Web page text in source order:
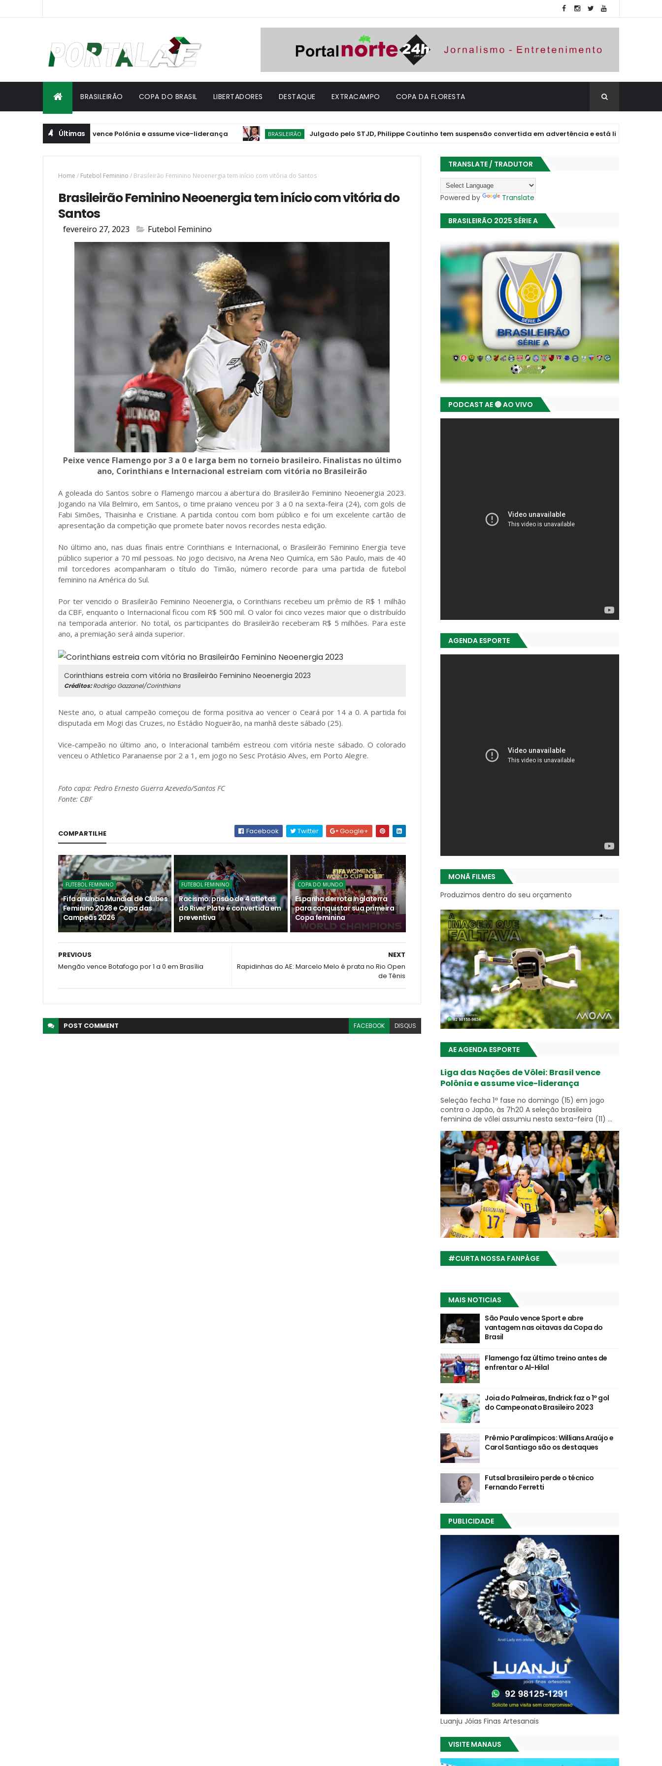
BRASILEIRÃO COPA DO BRASIL LIBERTADORES DESTAQUE EXTRACAMPO COPA DA FLORESTA
Últimas
de Vôlei: Brasil vence Polônia e assume vice-liderança BRASILEIRÃO Julgado pelo STJD, Philippe Coutinho tem suspensão convertida em advertência e está liberado para jogar
Home / Futebol Feminino / Brasileirão Feminino Neoenergia tem início com vitória do Santos
Brasileirão Feminino Neoenergia tem início com vitória do
Santos
fevereiro 27, 2023 Futebol Feminino
Peixe vence Flamengo por 3 a 0 e larga bem no torneio brasileiro. Finalistas no último
ano, Corinthians e Internacional estreiam com vitória no Brasileirão
A goleada do Santos sobre o Flamengo marcou a abertura do Brasileirão Feminino Neoenergia 2023.
Jogando na Vila Belmiro, em Santos, o time praiano venceu por 3 a 0 na sexta-feira (24), com gols de
Fabi Simões, Thaisinha e Cristiane. A partida contou com bom público e foi um excelente cartão de
apresentação da competição que promete bater novos recordes nesta edição.
No último ano, nas duas finais entre Corinthians e Internacional, o Brasileirão Feminino Energia teve
público superior a 70 mil pessoas. No jogo decisivo, na Arena Neo Quimíca, em São Paulo, mais de 40
mil torcedores acompanharam o título do Timão, número recorde para uma partida de futebol
feminino na América do Sul.
Por ter vencido o Brasileirão Feminino Neoenergia, o Corinthians recebeu um prêmio de R$ 1 milhão
da CBF, enquanto o Internacional ficou com R$ 500 mil. O valor foi cinco vezes maior que o distribuído
na temporada anterior. No total, os participantes do Brasileirão receberam R$ 5 milhões. Para este
ano, a premiação será ainda superior.
Corinthians estreia com vitória no Brasileirão Feminino Neoenergia 2023
Créditos:Rodrigo Gazzanel/Corinthians
Neste ano, o atual campeão começou de forma positiva ao vencer o Ceará por 14 a 0. A partida foi
disputada em Mogi das Cruzes, no Estádio Nogueirão, na manhã deste sábado (25).
Vice-campeão no último ano, o Interacional também estreou com vitória neste sábado. O colorado
venceu o Athletico Paranaense por 2 a 1, em jogo no Sesc Protásio Alves, em Porto Alegre.
Foto capa: Pedro Ernesto Guerra Azevedo/Santos FC
Fonte: CBF
COMPARTILHE Facebook Twitter Google+
FUTEBOL FEMININO
Fifa anuncia Mundial de Clubes
Feminino 2028 e Copa das
Campeãs 2026
FUTEBOL FEMININO
Racismo: prisão de 4 atletas
do River Plate é convertida em
preventiva
COPA DO MUNDO
Espanha derrota Inglaterra
para conquistar sua primeira
Copa feminina
NEXT
Rapidinhas do AE: Marcelo Melo é prata no Rio Open
de Tênis
PREVIOUS
Mengão vence Botafogo por 1 a 0 em Brasília
POST COMMENT FACEBOOK DISQUS
TRANSLATE / TRADUTOR
Powered by Translate
BRASILEIRÃO 2025 SÉRIE A
PODCAST AE 🔴 AO VIVO
AGENDA ESPORTE
MONÃ FILMES
Produzimos dentro do seu orçamento
AE AGENDA ESPORTE
Liga das Nações de Vôlei: Brasil vence
Polônia e assume vice-liderança
Seleção fecha 1ª fase no domingo (15) em jogo
contra o Japão, às 7h20 A seleção brasileira
feminina de vôlei assumiu nesta sexta-feira (11) ...
#CURTA NOSSA FANPÁGE
MAIS NOTICIAS
São Paulo vence Sport e abre
vantagem nas oitavas da Copa do
Brasil
Flamengo faz último treino antes de
enfrentar o Al-Hilal
Joia do Palmeiras, Endrick faz o 1º gol
do Campeonato Brasileiro 2023
Prêmio Paralímpicos: Willians Araújo e
Carol Santiago são os destaques
Futsal brasileiro perde o técnico
Fernando Ferretti
PUBLICIDADE
Luanju Jóias Finas Artesanais
VISITE MANAUS